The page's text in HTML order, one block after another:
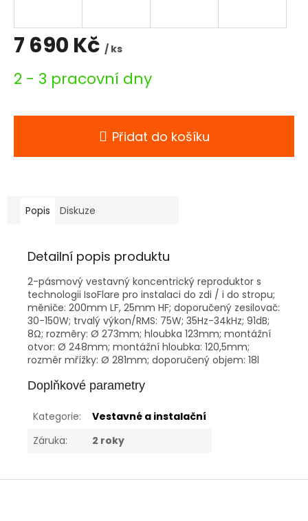
7 690 Kč / ks
cena:
2 - 3 pracovní dny
Přidat do košíku
Popis Diskuze
Detailní popis produktu
2-pásmový vestavný koncentrický reproduktor s
technologii IsoFlare pro instalaci do zdi / i do stropu;
měniče: 200mm LF, 25mm HF; doporučený zesilovač:
30-150W; trvalý výkon/RMS: 75W; 35Hz-34kHz; 91dB;
8Ω; rozměry: Ø 273mm; hloubka 123mm; montážní
otvor: Ø 248mm; montážní hloubka: 120,5mm;
rozměr mřížky: Ø 281mm; doporučený objem: 18l
Doplňkové parametry
Kategorie:
Vestavné a instalační
Záruka: 2 roky
Z